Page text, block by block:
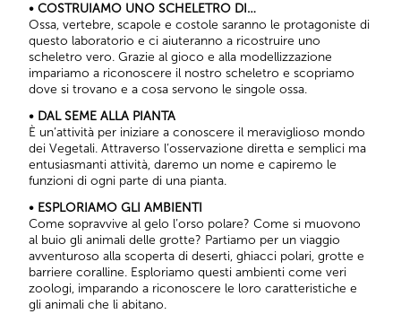
• COSTRUIAMO UNO SCHELETRO DI…
Ossa, vertebre, scapole e costole saranno le protagoniste di
questo laboratorio e ci aiuteranno a ricostruire uno
scheletro vero. Grazie al gioco e alla modellizzazione
impariamo a riconoscere il nostro scheletro e scopriamo
dove si trovano e a cosa servono le singole ossa.
• DAL SEME ALLA PIANTA
È un’attività per iniziare a conoscere il meraviglioso mondo
dei Vegetali. Attraverso l’osservazione diretta e semplici ma
entusiasmanti attività, daremo un nome e capiremo le
funzioni di ogni parte di una pianta.
• ESPLORIAMO GLI AMBIENTI
Come sopravvive al gelo l’orso polare? Come si muovono
al buio gli animali delle grotte? Partiamo per un viaggio
avventuroso alla scoperta di deserti, ghiacci polari, grotte e
barriere coralline. Esploriamo questi ambienti come veri
zoologi, imparando a riconoscere le loro caratteristiche e
gli animali che li abitano.